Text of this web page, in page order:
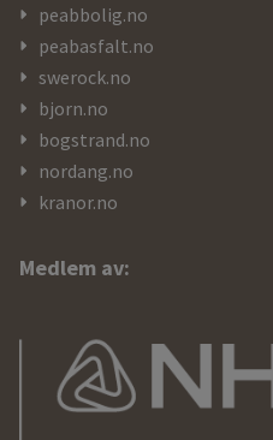
peabbolig.no
peabasfalt.no
swerock.no
bjorn.no
bogstrand.no
nordang.no
kranor.no
Medlem av: